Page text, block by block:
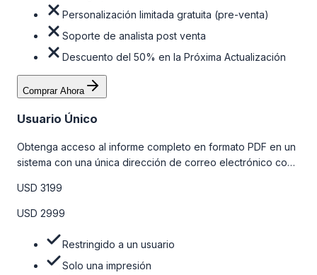
Personalización limitada gratuita (pre-venta)
Soporte de analista post venta
Descuento del 50% en la Próxima Actualización
Comprar Ahora
Usuario Único
Obtenga acceso al informe completo en formato PDF en un
sistema con una única dirección de correo electrónico con
la tabla de precios a continuación.
USD 3199
USD 2999
Restringido a un usuario
Solo una impresión